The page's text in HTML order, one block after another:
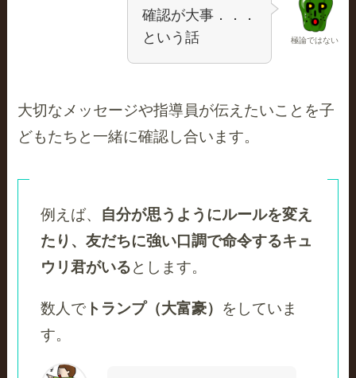
極論ではない
確認が大事．．．
という話
大切なメッセージや指導員が伝えたいことを子
どもたちと一緒に確認し合います。
例えば、
自分が思うようにルールを変え
たり、友だちに強い口調で命令するキュ
ウリ君がいるとします。
数人でトランプ（大富豪）
をしていま
す。